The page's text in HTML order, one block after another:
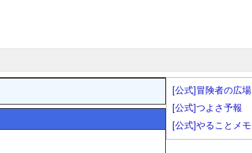
[公式]冒険者の広場
[公式]つよさ予報
[公式]やることメモ